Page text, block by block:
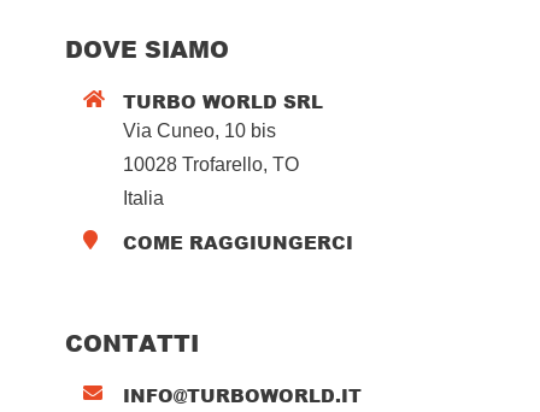
DOVE SIAMO
 TURBO WORLD SRL
Via Cuneo, 10 bis
10028 Trofarello, TO
Italia
 COME RAGGIUNGERCI
CONTATTI
 INFO@TURBOWORLD.IT